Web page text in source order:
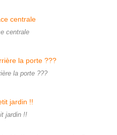
centrale
la porte ???
jardin !!